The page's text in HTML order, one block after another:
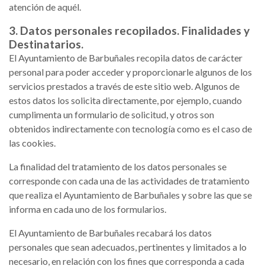
atención de aquél.
3. Datos personales recopilados. Finalidades y
Destinatarios.
El Ayuntamiento de Barbuñales recopila datos de carácter
personal para poder acceder y proporcionarle algunos de los
servicios prestados a través de este sitio web. Algunos de
estos datos los solicita directamente, por ejemplo, cuando
cumplimenta un formulario de solicitud, y otros son
obtenidos indirectamente con tecnología como es el caso de
las cookies.
La finalidad del tratamiento de los datos personales se
corresponde con cada una de las actividades de tratamiento
que realiza el Ayuntamiento de Barbuñales y sobre las que se
informa en cada uno de los formularios.
El Ayuntamiento de Barbuñales recabará los datos
personales que sean adecuados, pertinentes y limitados a lo
necesario, en relación con los fines que corresponda a cada